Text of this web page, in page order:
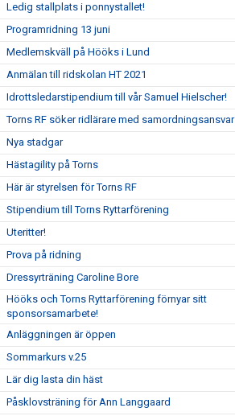
Ledig stallplats i ponnystallet!
Programridning 13 juni
Medlemskväll på Hööks i Lund
Anmälan till ridskolan HT 2021
Idrottsledarstipendium till vår Samuel Hielscher!
Torns RF söker ridlärare med samordningsansvar
Nya stadgar
Hästagility på Torns
Här är styrelsen för Torns RF
Stipendium till Torns Ryttarförening
Uteritter!
Prova på ridning
Dressyrträning Caroline Bore
Hööks och Torns Ryttarförening förnyar sitt
sponsorsamarbete!
Anläggningen är öppen
Sommarkurs v.25
Lär dig lasta din häst
Påsklovsträning för Ann Langgaard